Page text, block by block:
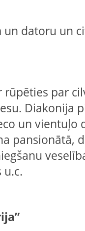
datoru un
par
Diakonija
un vientuļo
pansionātā,